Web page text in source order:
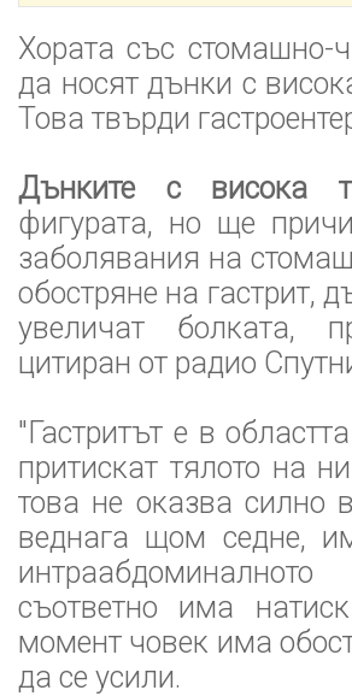
Хората със стомашно-
да носят дънки с
Това твърди
Дънките с висока
фигурата, но ще
заболявания на
обостряне на гастрит,
увеличат болката,
цитиран от радио
"Гастритът е в
притискат тялото на
това не оказва силно
веднага щом седне,
съответно има
момент човек има
да се усили.